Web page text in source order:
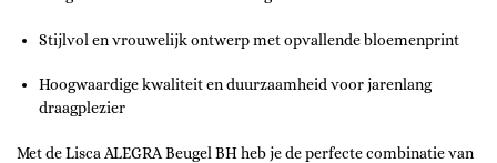
Stijlvol en vrouwelijk ontwerp met opvallende bloemenprint
Hoogwaardige kwaliteit en duurzaamheid voor jarenlang
draagplezier
Met de Lisca ALEGRA Beugel BH heb je de perfecte combinatie van